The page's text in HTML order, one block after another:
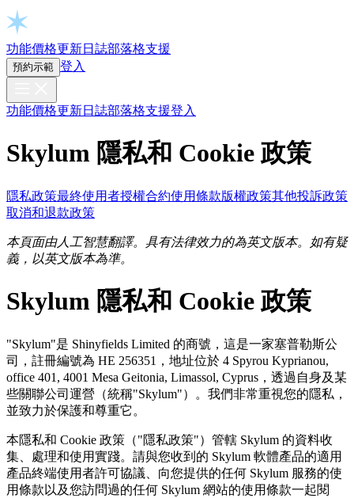
Open chat
功能價格更新日誌部落格支援
預約示範 登入
功能價格更新日誌部落格支援登入
Skylum 隱私和 Cookie 政策
隱私政策最終使用者授權合約使用條款版權政策其他投訴政策
取消和退款政策
本頁面由人工智慧翻譯。具有法律效力的為英文版本。如有疑
義，以英文版本為準。
Skylum 隱私和 Cookie 政策
"Skylum"是 Shinyfields Limited 的商號，這是一家塞普勒斯公
司，註冊編號為 HE 256351，地址位於 4 Spyrou Kyprianou,
office 401, 4001 Mesa Geitonia, Limassol, Cyprus，透過自身及某
些關聯公司運營（統稱"Skylum"）。我們非常重視您的隱私，
並致力於保護和尊重它。
本隱私和 Cookie 政策（"隱私政策"）管轄 Skylum 的資料收
集、處理和使用實踐。請與您收到的 Skylum 軟體產品的適用
產品終端使用者許可協議、向您提供的任何 Skylum 服務的使
用條款以及您訪問過的任何 Skylum 網站的使用條款一起閱